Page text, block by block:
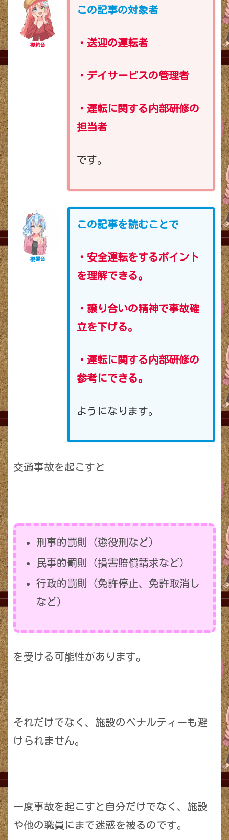
櫻絢音
この記事の対象者
・送迎の運転者
・デイサービスの管理者
・運転に関する内部研修の
担当者
です。
櫻琴音
この記事を読むことで
・安全運転をするポイント
を理解できる。
・譲り合いの精神で事故確
立を下げる。
・運転に関する内部研修の
参考にできる。
ようになります。
交通事故を起こすと
刑事的罰則（懲役刑など）
民事的罰則（損害賠償請求など）
行政的罰則（免許停止、免許取消し
など）
を受ける可能性があります。
それだけでなく、施設のペナルティーも避
けられません。
一度事故を起こすと自分だけでなく、施設
や他の職員にまで迷惑を被るのです。